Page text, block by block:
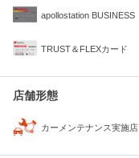
apollostation BUSINESS
TRUST＆FLEXカード
店舗形態
カーメンテナンス実施店